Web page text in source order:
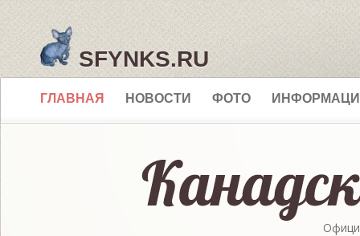
SFYNKS.RU
ГЛАВНАЯ НОВОСТИ ФОТО